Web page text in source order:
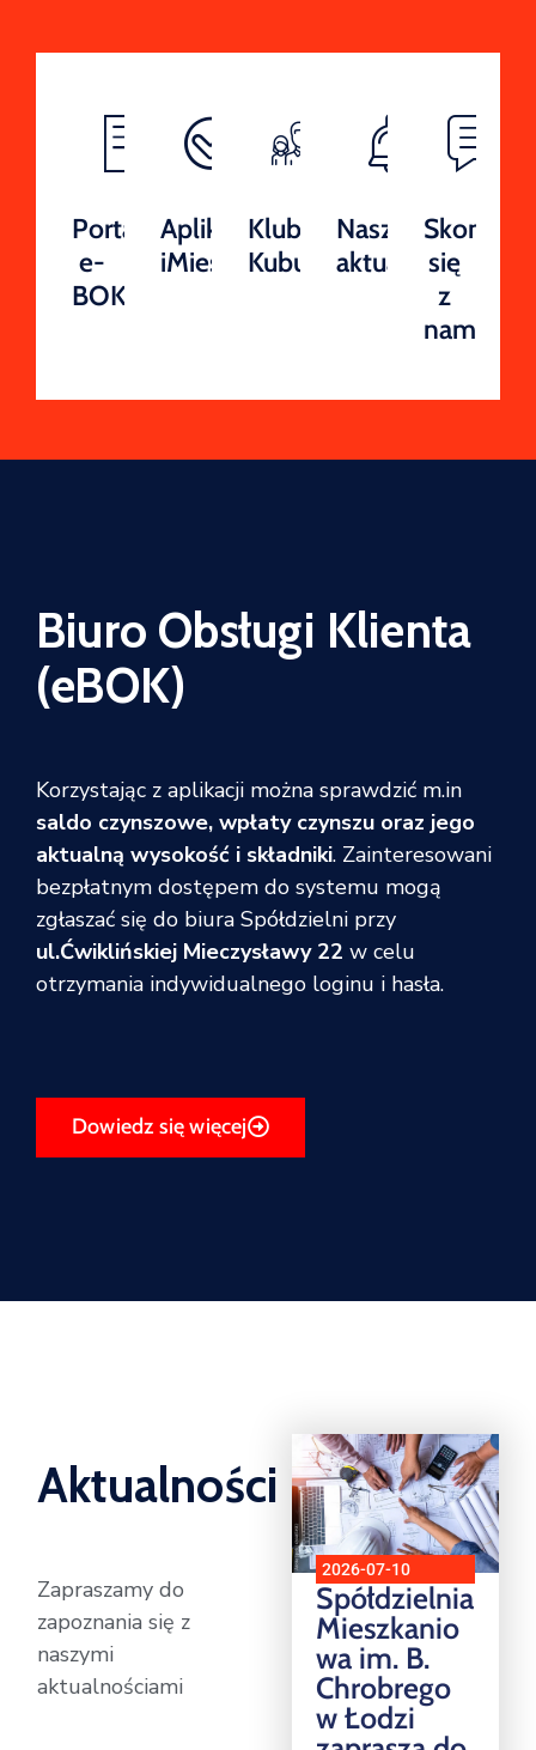
Portal
e-
BOK
Aplikacja
iMieszkaniec
Klub
Kubuś
Nasze
aktualności
się
z
nami
Biuro Obsługi Klienta
(eBOK)
Korzystając z aplikacji można sprawdzić m.in
saldo czynszowe, wpłaty czynszu oraz jego
aktualną wysokość i składniki. Zainteresowani
bezpłatnym dostępem do systemu mogą
zgłaszać się do biura Spółdzielni przy
ul.Ćwiklińskiej Mieczysławy 22 w celu
otrzymania indywidualnego loginu i hasła.
Dowiedz się więcej
Aktualności
Zapraszamy do
zapoznania się z
naszymi
aktualnościami
2026-07-10
Spółdzielnia
Mieszkanio
wa im. B.
Chrobrego
w Łodzi